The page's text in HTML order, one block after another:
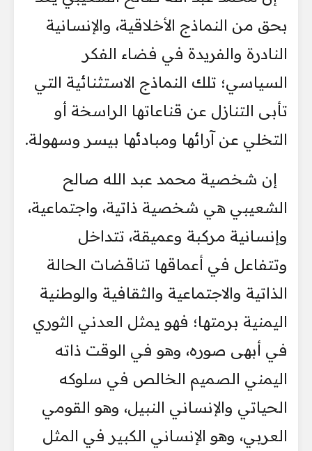
بحق من النماذج الأخلاقية، والإنسانية
النادرة والفريدة في فضاء الفكر
السياسي؛ تلك النماذج الاستثنائية التي
تأبى التنازل عن قناعاتها الراسخة أو
التخلي عن آرائها ومبادئها بيسر وسهولة.
إن شخصية محمد عبد الله صالح
الشعيبي هي شخصية ذاتية، واجتماعية،
وإنسانية مركبة وعميقة، تتداخل
وتتفاعل في أعماقها تناقضات الحالة
الذاتية والاجتماعية والثقافية والوطنية
اليمنية برمتها؛ فهو يمثل العدني الثوري
في أبهى صوره، وهو في الوقت ذاته
اليمني الصميم الخالص في سلوكه
الحياتي والإنساني النبيل، وهو القومي
العربي، وهو الإنساني الكبير في المثل